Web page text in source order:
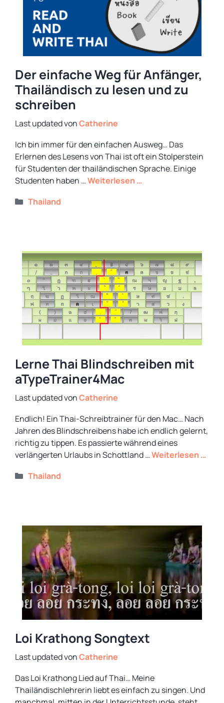
Der einfache Weg für Anfänger,
Thailändisch zu lesen und zu
schreiben
vonCatherine
Ich bin immer für den einfachen Ausweg… Das
Erlernen des Lesens von Thai ist oft ein Stolperstein
für Studenten der thailändischen Sprache. Einige
Studenten haben …Weiterlesen …
Kategorien
Thailand
Lerne Thai Blindschreiben mit
aTypeTrainer4Mac
vonCatherine
Endlich! Ein Thai-Schreibtrainer für den Mac… Nach
Jahren des Blindschreibens habe ich endlich gelernt,
richtig zu tippen. Es passierte während eines
verlängerten Urlaubs in Schottland …Weiterlesen …
Kategorien
Thailand
Loi Krathong Songtext
vonCatherine
Das Loi Krathong Lied auf Thai… Meine
Thailändischlehrerin liebt es einfach zu singen. Und